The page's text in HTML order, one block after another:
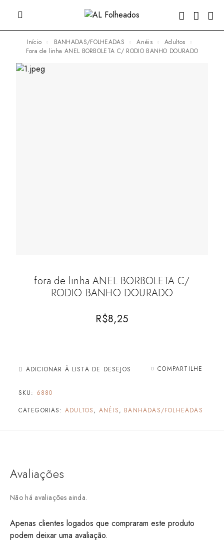
Início BANHADAS/FOLHEADAS Anéis
Adultos
fora de linha ANEL BORBOLETA C/ RODIO BANHO DOURADO
fora de linha ANEL BORBOLETA C/
RODIO BANHO DOURADO
R$8,25
ADICIONAR À LISTA DE DESEJOS COMPARTILHE
SKU: 6880
CATEGORIAS: ADULTOS, ANÉIS, BANHADAS/FOLHEADAS
Avaliações
Não há avaliações ainda.
Apenas clientes logados que compraram este produto
podem deixar uma avaliação.